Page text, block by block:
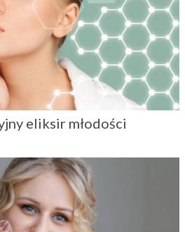
eliksir młodości